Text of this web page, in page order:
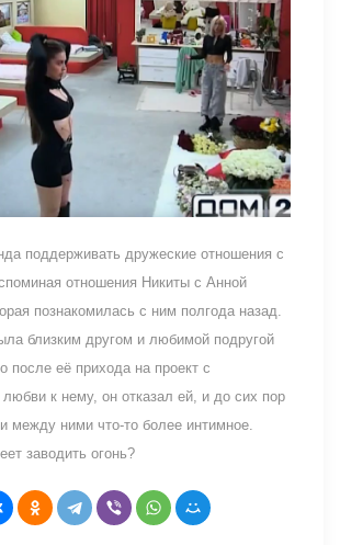
поддерживать дружеские отношения с
отношения Никиты с Анной
познакомилась с ним полгода назад.
близким другом и любимой подругой
после её прихода на проект с
к нему, он отказал ей, и до сих пор
между ними что-то более интимное.
заводить огонь?